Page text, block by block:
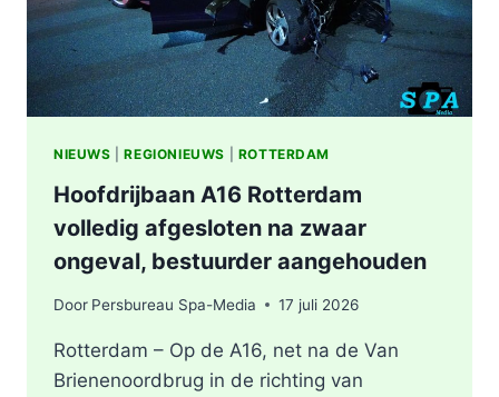
NIEUWS |REGIONIEUWS ROTTERDAM
Hoofdrijbaan A16 Rotterdam
volledig afgesloten na zwaar
ongeval, bestuurder aangehouden
Door Persbureau Spa-Media 17 juli 2026
Rotterdam – Op de A16, net na de Van
Brienenoordbrug in de richting van